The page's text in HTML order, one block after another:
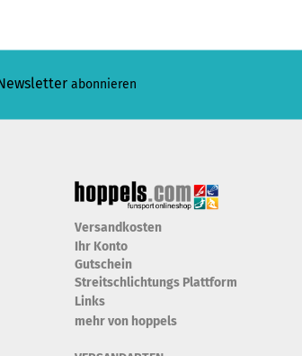
abonnieren
Versandkosten
Ihr Konto
Gutschein
Streitschlichtungs Plattform
Links
mehr von hoppels